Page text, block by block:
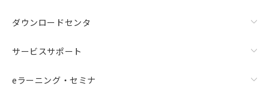
ダウンロードセンタ
サービスサポート
eラーニング・セミナ